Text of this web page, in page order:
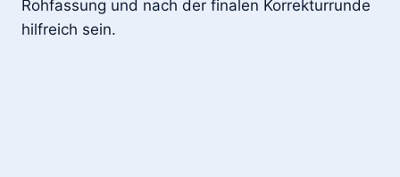
Rohfassung und nach der finalen Korrekturrunde
hilfreich sein.